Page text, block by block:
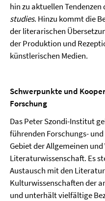
hin zu aktuellen Tendenzen
studies. Hinzu kommt die
der literarischen
der Produktion und
künstlerischen Medien.
Schwerpunkte und
Forschung
Das Peter Szondi-Institut
führenden Forschungs-
Gebiet der Allgemeinen
Literaturwissenschaft. Es
Austausch mit den
Kulturwissenschaften der
und unterhält vielfältige